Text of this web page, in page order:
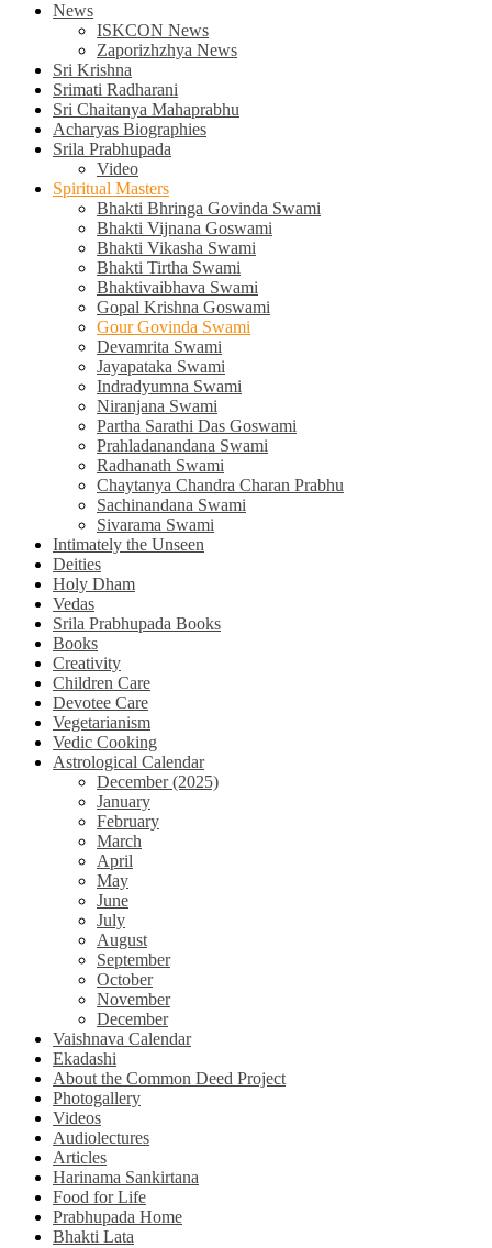
News
ISKCON News
Zaporizhzhya News
Sri Krishna
Srimati Radharani
Sri Chaitanya Mahaprabhu
Acharyas Biographies
Srila Prabhupada
Video
Spiritual Masters
Bhakti Bhringa Govinda Swami
Bhakti Vijnana Goswami
Bhakti Vikasha Swami
Bhakti Tirtha Swami
Bhaktivaibhava Swami
Gopal Krishna Goswami
Gour Govinda Swami
Devamrita Swami
Jayapataka Swami
Indradyumna Swami
Niranjana Swami
Partha Sarathi Das Goswami
Prahladanandana Swami
Radhanath Swami
Chaytanya Chandra Charan Prabhu
Sachinandana Swami
Sivarama Swami
Intimately the Unseen
Deities
Holy Dham
Vedas
Srila Prabhupada Books
Books
Creativity
Children Care
Devotee Care
Vegetarianism
Vedic Cooking
Astrological Calendar
December (2025)
January
February
March
April
May
June
July
August
September
October
November
December
Vaishnava Calendar
Ekadashi
About the Common Deed Project
Photogallery
Videos
Audiolectures
Articles
Harinama Sankirtana
Food for Life
Prabhupada Home
Bhakti Lata